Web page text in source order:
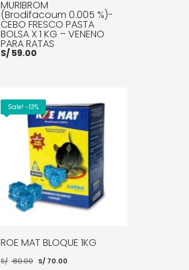
MURIBROM
(Brodifacoum 0.005 %)-
CEBO FRESCO PASTA
BOLSA X 1 KG – VENENO
PARA RATAS
S/59.00
AÑADIR AL CARRITO MORE INFO
Sale! -13%
ROE MAT BLOQUE 1KG
S/ 80.00 El
S/70.00El